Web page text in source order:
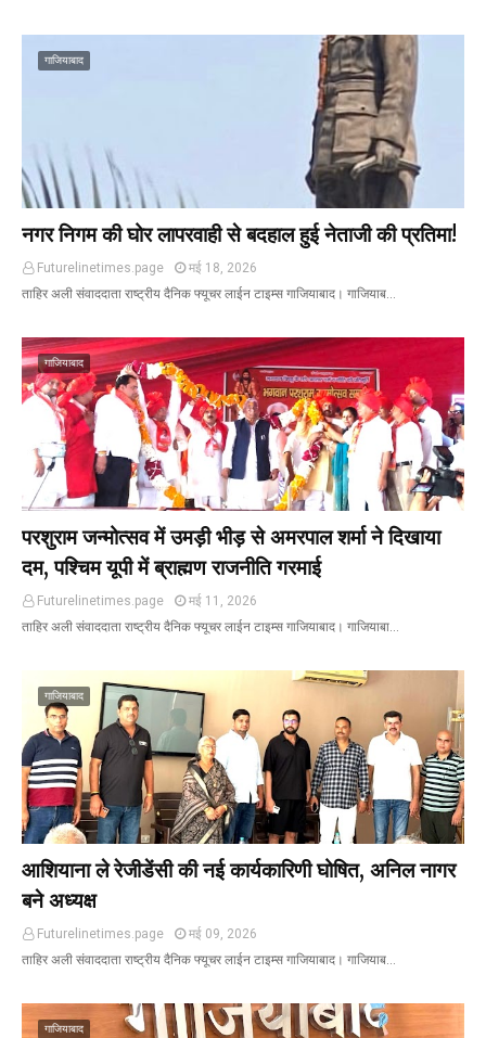
गाजियाबाद
नगर निगम की घोर लापरवाही से बदहाल हुई नेताजी की प्रतिमा!
Futurelinetimes.page
मई 18, 2026
ताहिर अली संवाददाता राष्ट्रीय दैनिक फ्यूचर लाईन टाइम्स गाजियाबाद। गाजियाब…
गाजियाबाद
परशुराम जन्मोत्सव में उमड़ी भीड़ से अमरपाल शर्मा ने दिखाया
दम, पश्चिम यूपी में ब्राह्मण राजनीति गरमाई
Futurelinetimes.page
मई 11, 2026
ताहिर अली संवाददाता राष्ट्रीय दैनिक फ्यूचर लाईन टाइम्स गाजियाबाद। गाजियाबा…
गाजियाबाद
आशियाना ले रेजीडेंसी की नई कार्यकारिणी घोषित, अनिल नागर
बने अध्यक्ष
Futurelinetimes.page
मई 09, 2026
ताहिर अली संवाददाता राष्ट्रीय दैनिक फ्यूचर लाईन टाइम्स गाजियाबाद। गाजियाब…
गाजियाबाद